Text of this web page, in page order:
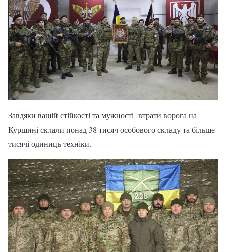
Завдяки вашій стійкості та мужності втрати ворога на
Курщині склали понад 38 тисяч особового складу та більше
тисячі одиниць техніки.